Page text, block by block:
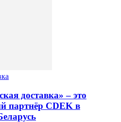
доставка» – это
партнёр CDEK в